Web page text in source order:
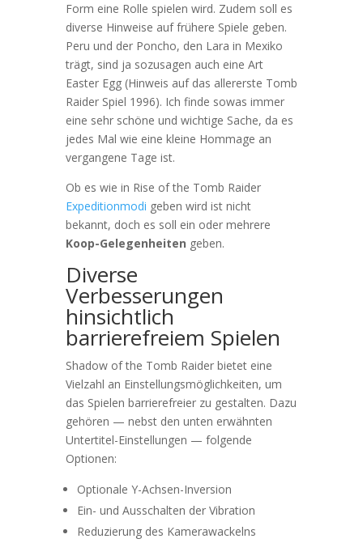
Form eine Rolle spielen wird. Zudem soll es
diverse Hinweise auf frühere Spiele geben.
Peru und der Poncho, den Lara in Mexiko
trägt, sind ja sozusagen auch eine Art
Easter Egg (Hinweis auf das allererste Tomb
Raider Spiel 1996). Ich finde sowas immer
eine sehr schöne und wichtige Sache, da es
jedes Mal wie eine kleine Hommage an
vergangene Tage ist.
Ob es wie in Rise of the Tomb Raider
Expeditionmodi geben wird ist nicht
bekannt, doch es soll ein oder mehrere
Koop-Gelegenheiten geben.
Diverse
Verbesserungen
hinsichtlich
barrierefreiem Spielen
Shadow of the Tomb Raider bietet eine
Vielzahl an Einstellungsmöglichkeiten, um
das Spielen barrierefreier zu gestalten. Dazu
gehören — nebst den unten erwähnten
Untertitel-Einstellungen — folgende
Optionen:
Optionale Y-Achsen-Inversion
Ein- und Ausschalten der Vibration
Reduzierung des Kamerawackelns